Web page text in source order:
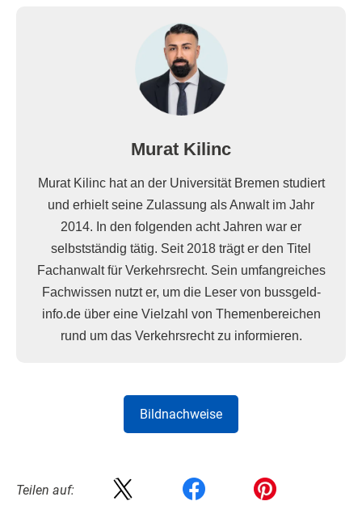
Murat Kilinc
Murat Kilinc hat an der Universität Bremen studiert
und erhielt seine Zulassung als Anwalt im Jahr
2014. In den folgenden acht Jahren war er
selbstständig tätig. Seit 2018 trägt er den Titel
Fachanwalt für Verkehrsrecht. Sein umfangreiches
Fachwissen nutzt er, um die Leser von bussgeld-
info.de über eine Vielzahl von Themenbereichen
rund um das Verkehrsrecht zu informieren.
Bildnachweise
Teilen auf: